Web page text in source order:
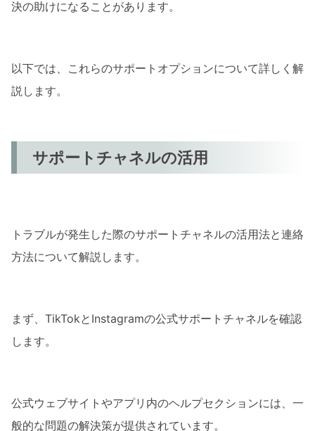
決の助けになることがあります。
以下では、これらのサポートオプションについて詳しく解
説します。
サポートチャネルの活用
トラブルが発生した際のサポートチャネルの活用法と連絡
方法について解説します。
まず、TikTokとInstagramの公式サポートチャネルを確認
します。
公式ウェブサイトやアプリ内のヘルプセクションには、一
般的な問題の解決策が提供されています。